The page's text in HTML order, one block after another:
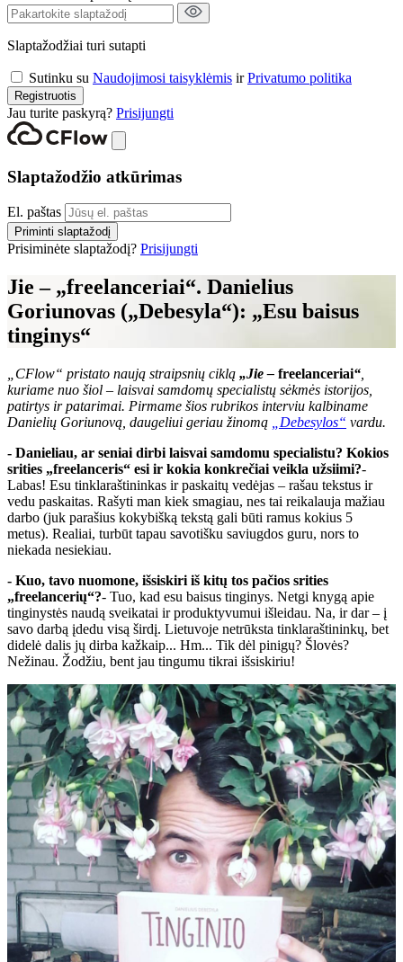
Slaptažodžiai turi sutapti
Sutinku su Naudojimosi taisyklėmis irPrivatumo politika
Registruotis
Jau turite paskyrą? Prisijungti
Slaptažodžio atkūrimas
El. paštas
Priminti slaptažodį
Prisiminėte slaptažodį? Prisijungti
Jie – „freelanceriai“. Danielius
Goriunovas („Debesyla“): „Esu baisus
tinginys“
„CFlow“ pristato naują straipsnių ciklą „Jie – freelanceriai“
kuriame nuo šiol – laisvai samdomų specialistų sėkmės istorijos,
patirtys ir patarimai. Pirmame šios rubrikos interviu kalbiname
Danielių Goriunovą, daugeliui geriau žinomą
„Debesylos“ vardu.
- Danieliau, ar seniai dirbi laisvai samdomu specialistu? Kokios
srities „freelanceris“ esi ir kokia konkrečiai veikla užsiimi?-
Labas! Esu tinklaraštininkas ir paskaitų vedėjas – rašau tekstus ir
vedu paskaitas. Rašyti man kiek smagiau, nes tai reikalauja mažiau
darbo (juk parašius kokybišką tekstą gali būti ramus kokius 5
metus). Realiai, turbūt tapau savotišku saviugdos guru, nors to
niekada nesiekiau.
- Kuo, tavo nuomone, išsiskiri iš kitų tos pačios srities
„freelancerių“?- Tuo, kad esu baisus tinginys. Netgi knygą apie
tinginystės naudą sveikatai ir produktyvumui išleidau. Na, ir dar – į
savo darbą įdedu visą širdį. Lietuvoje netrūksta tinklaraštininkų, bet
didelė dalis jų dirba kažkaip... Hm... Tik dėl pinigų? Šlovės?
Nežinau. Žodžiu, bent jau tingumu tikrai išsiskiriu!